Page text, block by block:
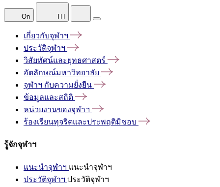
On TH
เกี่ยวกับจุฬาฯ
ประวัติจุฬาฯ
วิสัยทัศน์และยุทธศาสตร์
อัตลักษณ์มหาวิทยาลัย
จุฬาฯ กับความยั่งยืน
ข้อมูลและสถิติ
หน่วยงานของจุฬาฯ
ร้องเรียนทุจริตและประพฤติมิชอบ
รู้จักจุฬาฯ
แนะนำจุฬาฯ แนะนำจุฬาฯ
ประวัติจุฬาฯ ประวัติจุฬาฯ